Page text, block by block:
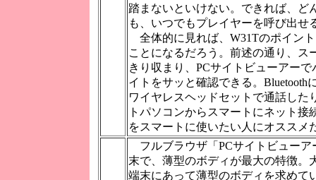
踏まないといけない。できれば、ど
も、いつでもプレイヤーを呼び出せ
全体的に見れば、W31Tのポイン
ことになるだろう。前述の通り、ス
きり収まり、PCサイトビューアーで
イトをサッと確認できる。Bluetooth
ワイヤレスヘッドセットで通話した
トパソコンからスマートにネット接
をスマートに使いたい人にオススメ
フルブラウザ「PCサイトビューア
末で、薄型のボディが最大の特徴。
端末にあって薄型のボディを求めて